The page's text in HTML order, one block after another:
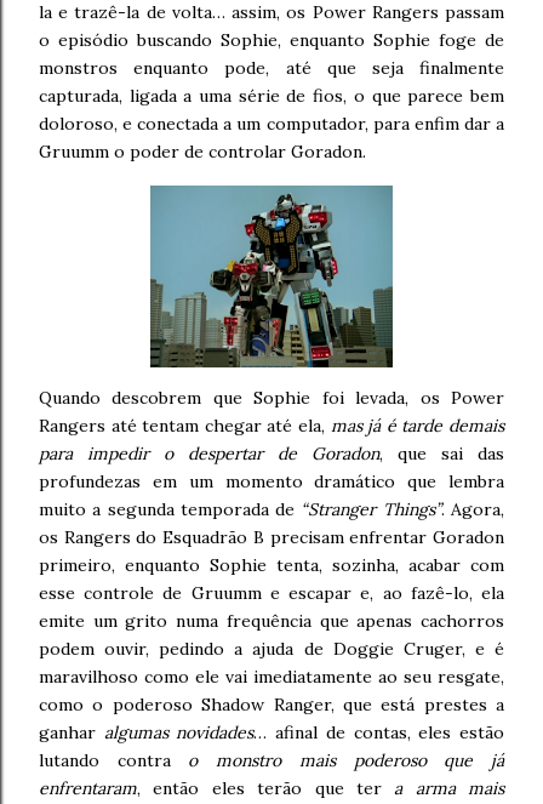
la e trazê-la de volta… assim, os Power Rangers passam
o episódio buscando Sophie, enquanto Sophie foge de
monstros enquanto pode, até que seja finalmente
capturada, ligada a uma série de fios, o que parece bem
doloroso, e conectada a um computador, para enfim dar a
Gruumm o poder de controlar Goradon.
Quando descobrem que Sophie foi levada, os Power
Rangers até tentam chegar até ela, mas já é tarde demais
para impedir o despertar de Goradon, que sai das
profundezas em um momento dramático que lembra
muito a segunda temporada de “Stranger Things”. Agora,
os Rangers do Esquadrão B precisam enfrentar Goradon
primeiro, enquanto Sophie tenta, sozinha, acabar com
esse controle de Gruumm e escapar e, ao fazê-lo, ela
emite um grito numa frequência que apenas cachorros
podem ouvir, pedindo a ajuda de Doggie Cruger, e é
maravilhoso como ele vai imediatamente ao seu resgate,
como o poderoso Shadow Ranger, que está prestes a
ganhar algumas novidades… afinal de contas, eles estão
lutando contra o monstro mais poderoso que já
enfrentaram, então eles terão que tera arma mais